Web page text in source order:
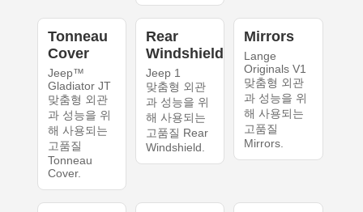
Tonneau
Cover
Jeep™
Gladiator JT
맞춤형 외관
과 성능을 위
해 사용되는
고품질
Tonneau
Cover.
Rear
Windshield
Jeep 1
맞춤형 외관
과 성능을 위
해 사용되는
고품질 Rear
Windshield.
Mirrors
Lange
Originals V1
맞춤형 외관
과 성능을 위
해 사용되는
고품질
Mirrors.